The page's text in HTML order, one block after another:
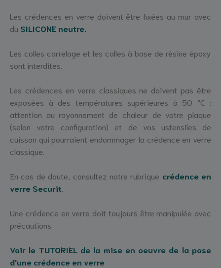
Les crédences en verre doivent être fixées au mur avec
du SILICONE neutre.
Les colles carrelage et les colles à base de résine époxy
sont interdites.
Les crédences en verre classiques ne doivent pas être
exposées à des températures supérieures à 50 °C :
attention au rayonnement de chaleur de votre plaque
(selon votre configuration) et de vos ustensiles de
cuisson qui pourraient endommager la crédence en verre
classique.
En cas de doute, consultez notre rubrique crédence en
verre Securit
Une crédence en verre doit toujours être manipulée avec
précautions.
Voir le TUTORIEL de la mise en oeuvre de la pose
d'une crédence en verre